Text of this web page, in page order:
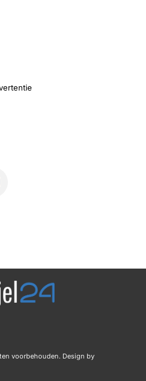
voorbehouden. Design by